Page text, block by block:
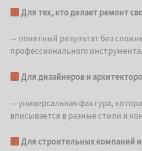
Для тех, кто делает ремонт
— понятный результат без
профессионального инструмента.
Для дизайнеров и
— универсальная фактура,
вписывается в разные стили и
Для строительных компаний